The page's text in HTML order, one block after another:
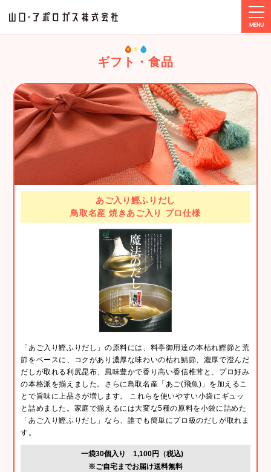
ギフト・食品
ギフト・食品
あご入り鰹ふりだし
鳥取名産 焼きあご入り プロ仕様
「あご入り鰹ふりだし」の原料には、料亭御用達の本枯れ鰹節と荒
節をベースに、コクがあり濃厚な味わいの枯れ鯖節、濃厚で澄んだ
だしが取れる利尻昆布、風味豊かで香り高い香信椎茸と、プロ好み
の本格派を揃えました。さらに鳥取名産「あご(飛魚)」を加えるこ
とで旨味に上品さが増します。 これらを使いやすい小袋にギュッ
と詰めました。家庭で揃えるには大変な5種の原料を小袋に詰めた
「あご入り鰹ふりだし」なら、誰でも簡単にプロ級のだしが取れま
す。
一袋30個入り 1,100円（税込)
※ご自宅までお届け送料無料